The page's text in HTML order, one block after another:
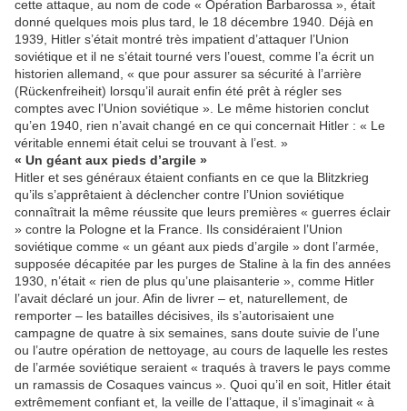
cette attaque, au nom de code « Opération Barbarossa », était
donné quelques mois plus tard, le 18 décembre 1940. Déjà en
1939, Hitler s’était montré très impatient d’attaquer l’Union
soviétique et il ne s’était tourné vers l’ouest, comme l’a écrit un
historien allemand, « que pour assurer sa sécurité à l’arrière
(Rückenfreiheit) lorsqu’il aurait enfin été prêt à régler ses
comptes avec l’Union soviétique ». Le même historien conclut
qu’en 1940, rien n’avait changé en ce qui concernait Hitler : « Le
véritable ennemi était celui se trouvant à l’est. »
« Un géant aux pieds d’argile »
Hitler et ses généraux étaient confiants en ce que la Blitzkrieg
qu’ils s’apprêtaient à déclencher contre l’Union soviétique
connaîtrait la même réussite que leurs premières « guerres éclair
» contre la Pologne et la France. Ils considéraient l’Union
soviétique comme « un géant aux pieds d’argile » dont l’armée,
supposée décapitée par les purges de Staline à la fin des années
1930, n’était « rien de plus qu’une plaisanterie », comme Hitler
l’avait déclaré un jour. Afin de livrer – et, naturellement, de
remporter – les batailles décisives, ils s’autorisaient une
campagne de quatre à six semaines, sans doute suivie de l’une
ou l’autre opération de nettoyage, au cours de laquelle les restes
de l’armée soviétique seraient « traqués à travers le pays comme
un ramassis de Cosaques vaincus ». Quoi qu’il en soit, Hitler était
extrêmement confiant et, la veille de l’attaque, il s’imaginait « à